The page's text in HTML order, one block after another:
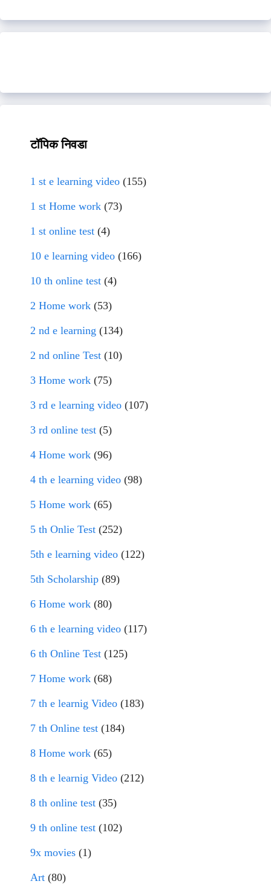
टॉपिक निवडा
1 st e learning video (155)
1 st Home work (73)
1 st online test (4)
10 e learning video (166)
10 th online test (4)
2 Home work (53)
2 nd e learning (134)
2 nd online Test (10)
3 Home work (75)
3 rd e learning video (107)
3 rd online test (5)
4 Home work (96)
4 th e learning video (98)
5 Home work (65)
5 th Onlie Test (252)
5th e learning video (122)
5th Scholarship (89)
6 Home work (80)
6 th e learning video (117)
6 th Online Test (125)
7 Home work (68)
7 th e learnig Video (183)
7 th Online test (184)
8 Home work (65)
8 th e learnig Video (212)
8 th online test (35)
9 th online test (102)
9x movies (1)
Art (80)